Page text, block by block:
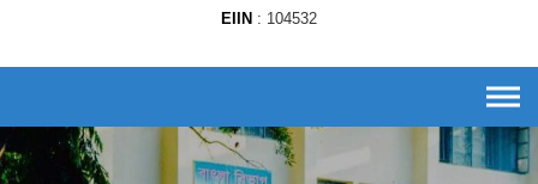
EIIN 104532